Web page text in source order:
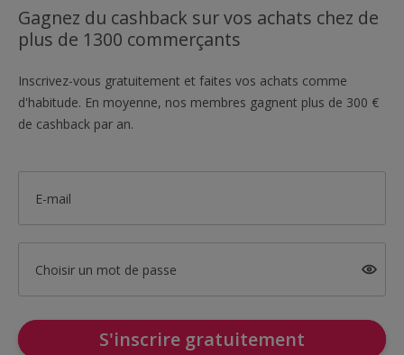
Gagnez du cashback sur vos achats chez de
plus de 1300 commerçants
Inscrivez-vous gratuitement et faites vos achats comme
d'habitude. En moyenne, nos membres gagnent plus de 300 €
de cashback par an.
E-mail
Choisir un mot de passe
S'inscrire gratuitement